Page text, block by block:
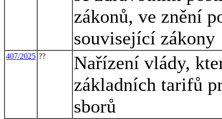
zákonů, ve znění
související zákony
407/2025 ??
Nařízení vlády,
základních tarifů
sborů